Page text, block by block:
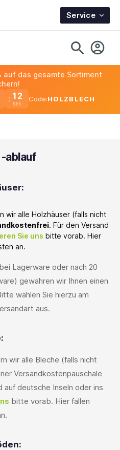
Service
11
auf das gesamte Sortiment
Code:HOLZBLECH
ablauf
wir alle Holzhäuser (falls nicht
. Für den Versand
Sie uns bitte vorab. Hier
an.
Lagerware oder nach 20
gewähren wir Ihnen einen
wählen Sie hierzu am
aus.
wir alle Bleche (falls nicht
Versandkostenpauschale
auf deutsche Inseln oder ins
bitte vorab. Hier fallen